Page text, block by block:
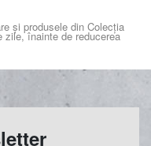
și produsele din Colecția
înainte de reducerea